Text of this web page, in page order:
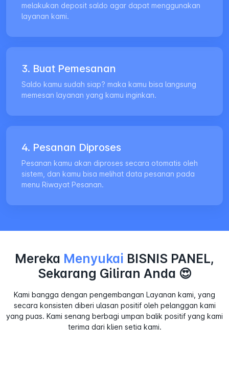
melakukan deposit saldo agar dapat menggunakan
layanan kami.
3. Buat Pemesanan
Saldo kamu sudah siap? maka kamu bisa langsung
memesan layanan yang kamu inginkan.
4. Pesanan Diproses
Pesanan kamu akan diproses secara otomatis oleh
sistem, dan kamu bisa melihat data pesanan pada
menu Riwayat Pesanan.
Mereka Menyukai BISNIS PANEL,
Sekarang Giliran Anda 😍
Kami bangga dengan pengembangan Layanan kami, yang
secara konsisten diberi ulasan positif oleh pelanggan kami
yang puas. Kami senang berbagi umpan balik positif yang kami
terima dari klien setia kami.